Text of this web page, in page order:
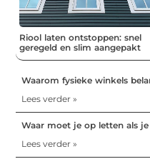
Riool laten ontstoppen: snel
geregeld en slim aangepakt
Waarom fysieke winkels
Lees verder »
Waar moet je op letten als
Lees verder »